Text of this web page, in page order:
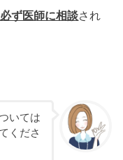
ず医師に相談され
いては
くださ